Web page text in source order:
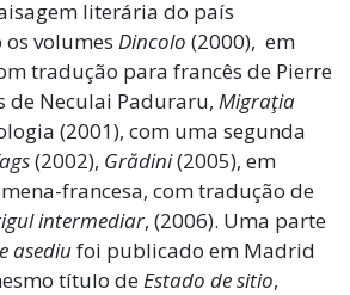
literária do país
volumes Dincolo (2000), em
tradução para francês de Pierre
de Neculai Paduraru, Migraţia
(2001), com uma segunda
(2002), Grădini(2005), em
francesa, com tradução de
intermediar, (2006). Uma parte
asediufoi publicado em Madrid
título deEstado de sitio,